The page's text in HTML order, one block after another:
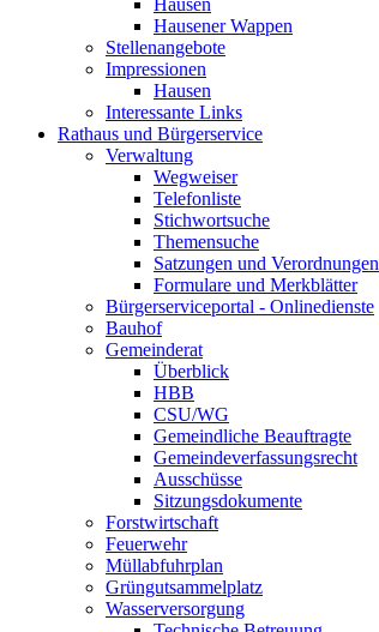
Hausen
Hausener Wappen
Stellenangebote
Impressionen
Hausen
Interessante Links
Rathaus und Bürgerservice
Verwaltung
Wegweiser
Telefonliste
Stichwortsuche
Themensuche
Satzungen und Verordnungen
Formulare und Merkblätter
Bürgerserviceportal - Onlinedienste
Bauhof
Gemeinderat
Überblick
HBB
CSU/WG
Gemeindliche Beauftragte
Gemeindeverfassungsrecht
Ausschüsse
Sitzungsdokumente
Forstwirtschaft
Feuerwehr
Müllabfuhrplan
Grüngutsammelplatz
Wasserversorgung